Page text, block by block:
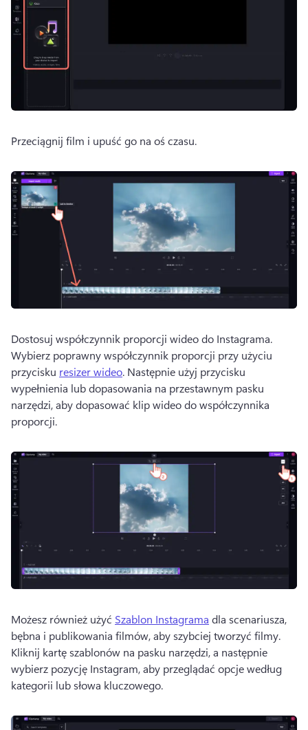
Przeciągnij film i upuść go na oś czasu.
Wybierz poprawny współczynnik proporcji przy użyciu
przycisku resizer wideo. Następnie użyj przycisku
wypełnienia lub dopasowania na przestawnym pasku
narzędzi, aby dopasować klip wideo do współczynnika
proporcji.
Możesz również użyć Szablon Instagrama dla scenariusza,
Kliknij kartę szablonów na pasku narzędzi, a następnie
wybierz pozycję Instagram, aby przeglądać opcje według
kategorii lub słowa kluczowego.